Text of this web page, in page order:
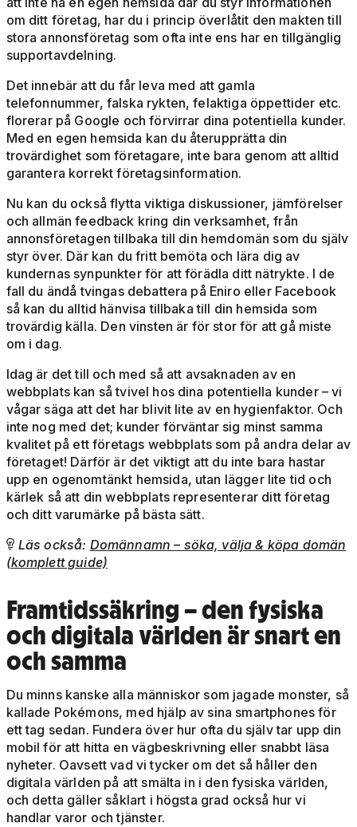
om ditt företag, har du i princip överlåtit den makten till
stora annonsföretag som ofta inte ens har en tillgänglig
supportavdelning.
Det innebär att du får leva med att gamla
telefonnummer, falska rykten, felaktiga öppettider etc.
florerar på Google och förvirrar dina potentiella kunder.
Med en egen hemsida kan du återupprätta din
trovärdighet som företagare, inte bara genom att alltid
garantera korrekt företagsinformation.
Nu kan du också flytta viktiga diskussioner, jämförelser
och allmän feedback kring din verksamhet, från
annonsföretagen tillbaka till din hemdomän som du själv
styr över. Där kan du fritt bemöta och lära dig av
kundernas synpunkter för att förädla ditt nätrykte. I de
fall du ändå tvingas debattera på Eniro eller Facebook
så kan du alltid hänvisa tillbaka till din hemsida som
trovärdig källa. Den vinsten är för stor för att gå miste
om i dag.
Idag är det till och med så att avsaknaden av en
webbplats kan så tvivel hos dina potentiella kunder – vi
vågar säga att det har blivit lite av en hygienfaktor. Och
inte nog med det; kunder förväntar sig minst samma
kvalitet på ett företags webbplats som på andra delar av
företaget! Därför är det viktigt att du inte bara hastar
upp en ogenomtänkt hemsida, utan lägger lite tid och
kärlek så att din webbplats representerar ditt företag
och ditt varumärke på bästa sätt.
 Läs också: Domännamn – söka, välja & köpa domän
(komplett guide)
Framtidssäkring– den fysiska
och digitala världen är snart en
och samma
Du minns kanske alla människor som jagade monster, så
kallade Pokémons, med hjälp av sina smartphones för
ett tag sedan. Fundera över hur ofta du själv tar upp din
mobil för att hitta en vägbeskrivning eller snabbt läsa
nyheter. Oavsett vad vi tycker om det så håller den
digitala världen på att smälta in i den fysiska världen,
och detta gäller såklart i högsta grad också hur vi
handlar varor och tjänster.